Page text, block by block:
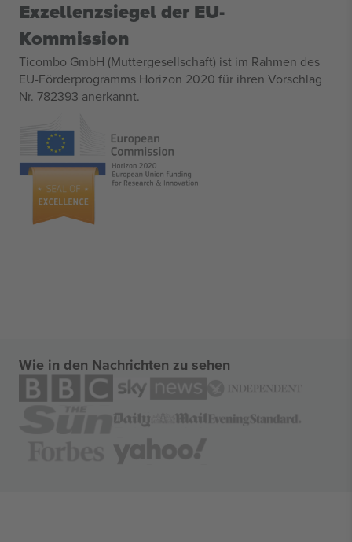
Exzellenzsiegel der EU-
Kommission
Ticombo GmbH (Muttergesellschaft) ist im Rahmen des
EU-Förderprogramms Horizon 2020 für ihren Vorschlag
Nr. 782393 anerkannt.
Wie in den Nachrichten zu sehen